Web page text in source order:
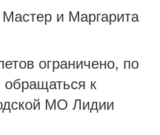
и Маргарита
ограничено, по
к
МО Лидии